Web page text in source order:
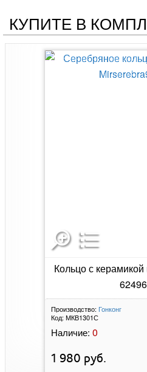
КУПИТЕ В
Кольцо с
Производство: Гонконг
Код: МКВ1301С
Наличие: 0
1 980 руб.